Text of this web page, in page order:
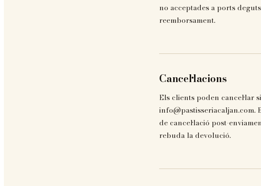
no acceptades a ports
reemborsament.
Cancel·lacions
Els clients poden cancel·lar
info@pastisseriacaljan.com.
de cancel·lació post-
rebuda la devolució.